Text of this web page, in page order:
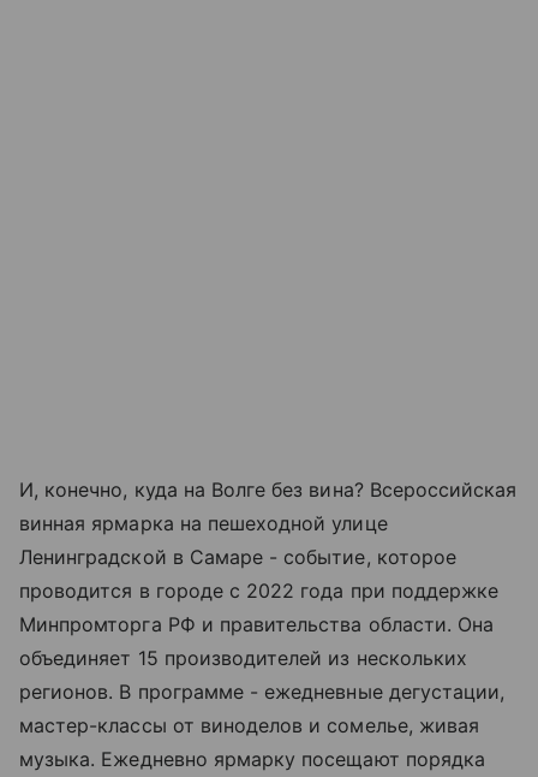
И, конечно, куда на Волге без вина? Всероссийская
винная ярмарка на пешеходной улице
Ленинградской в Самаре - событие, которое
проводится в городе с 2022 года при поддержке
Минпромторга РФ и правительства области. Она
объединяет 15 производителей из нескольких
регионов. В программе - ежедневные дегустации,
мастер-классы от виноделов и сомелье, живая
музыка. Ежедневно ярмарку посещают порядка